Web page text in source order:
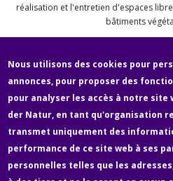
réalisation et l'entretien d'espaces
bâtiments
Fußzeile
Newsletter Über uns
Mentions légales & protection
Nous utilisons des cookies pour
annonces, pour proposer des
pour analyser les accès à notre site
der Natur, en tant qu'organisation
transmet uniquement des
performance de ce site web à ses
personnelles telles que les